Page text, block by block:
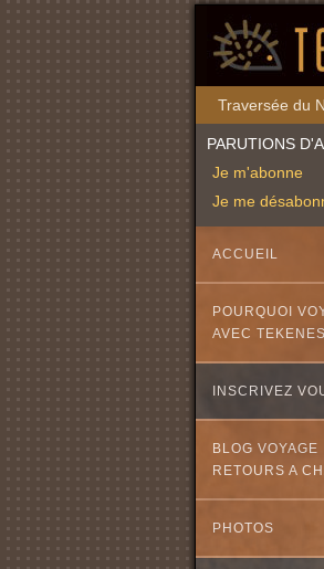
Traversée du
PARUTIONS
Je m'abonne
Je me
ACCUEIL
POURQUOI
AVEC
INSCRIVEZ
BLOG VOYAGE
RETOURS A
PHOTOS